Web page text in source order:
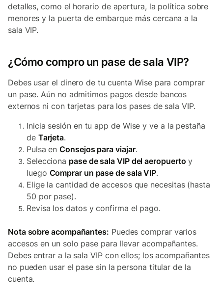
detalles, como el horario de apertura, la política sobre
menores y la puerta de embarque más cercana a la
sala VIP.
¿Cómo compro un pase de sala VIP?
Debes usar el dinero de tu cuenta Wise para comprar
un pase. Aún no admitimos pagos desde bancos
externos ni con tarjetas para los pases de sala VIP.
Inicia sesión en tu app de Wise y ve a la pestaña
de Tarjeta.
Pulsa enConsejos para viajar.
Selecciona pase de sala VIP del aeropuerto y
luego Comprar un pase de sala VIP.
Elige la cantidad de accesos que necesitas (hasta
50 por pase).
Revisa los datos y confirma el pago.
Nota sobre acompañantes: Puedes comprar varios
accesos en un solo pase para llevar acompañantes.
Debes entrar a la sala VIP con ellos; los acompañantes
no pueden usar el pase sin la persona titular de la
cuenta.